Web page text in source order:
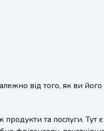
від того, як ви
та послуги. Тут